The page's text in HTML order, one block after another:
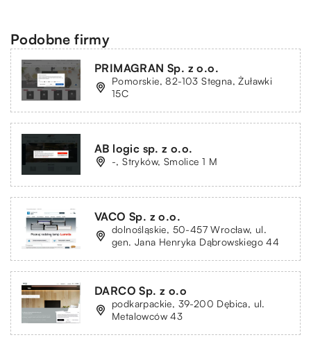
Podobne firmy
PRIMAGRAN Sp. z o.o.
Pomorskie, 82-103 Stegna, Żuławki
15C
AB logic sp. z o.o.
-, Stryków, Smolice 1 M
VACO Sp. z o.o.
dolnośląskie, 50-457 Wrocław, ul.
gen. Jana Henryka Dąbrowskiego 44
DARCO Sp. z o.o
podkarpackie, 39-200 Dębica, ul.
Metalowców 43